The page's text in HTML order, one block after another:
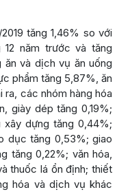
tăng 1,46% so với
năm trước và tăng
ăn và dịch vụ ăn uống
phẩm tăng 5,87%, ăn
ra, các nhóm hàng hóa
giày dép tăng 0,19%;
dựng tăng 0,44%;
dục tăng 0,53%; giao
tăng 0,22%; văn hóa,
thuốc lá ổn định; thiết
hóa và dịch vụ khác